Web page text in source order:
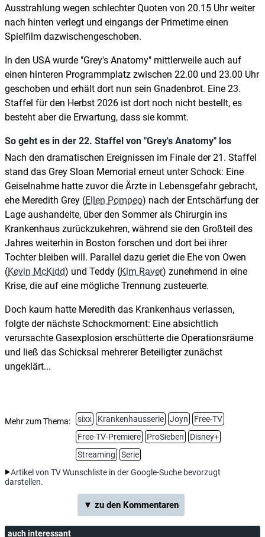
Ausstrahlung wegen schlechter Quoten von 20.15 Uhr weiter
nach hinten verlegt und eingangs der Primetime einen
Spielfilm dazwischengeschoben.
In den USA wurde "Grey's Anatomy" mittlerweile auch auf
einen hinteren Programmplatz zwischen 22.00 und 23.00 Uhr
geschoben und erhält dort nun sein Gnadenbrot. Eine 23.
Staffel für den Herbst 2026 ist dort noch nicht bestellt, es
besteht aber die Erwartung, dass sie kommt.
So geht es in der 22. Staffel von "Grey's Anatomy" los
Nach den dramatischen Ereignissen im Finale der 21. Staffel
stand das Grey Sloan Memorial erneut unter Schock: Eine
Geiselnahme hatte zuvor die Ärzte in Lebensgefahr gebracht,
ehe Meredith Grey (Ellen Pompeo) nach der Entschärfung der
Lage aushandelte, über den Sommer als Chirurgin ins
Krankenhaus zurückzukehren, während sie den Großteil des
Jahres weiterhin in Boston forschen und dort bei ihrer
Tochter bleiben will. Parallel dazu geriet die Ehe von Owen
(Kevin McKidd) und Teddy (Kim Raver) zunehmend in eine
Krise, die auf eine mögliche Trennung zusteuerte.
Doch kaum hatte Meredith das Krankenhaus verlassen,
folgte der nächste Schockmoment: Eine absichtlich
verursachte Gasexplosion erschütterte die Operationsräume
und ließ das Schicksal mehrerer Beteiligter zunächst
ungeklärt...
Mehr zum Thema: sixx Krankenhausserie Joyn
Free-TV
Free-TV-Premiere
ProSieben
Disney+
Streaming
Serie
Artikel von TV Wunschliste in der Google-Suche bevorzugt
darstellen.
▼ zu den Kommentaren
auch interessant